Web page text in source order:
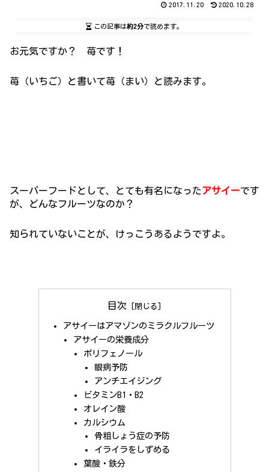
2017.11.20 2020.10.28
この記事は約2分で読めます。
お元気ですか？ 苺です！
苺（いちご）と書いて苺（まい）と読みます。
スーパーフードとして、とても有名になったアサイーです
が、どんなフルーツなのか？
知られていないことが、けっこうあるようですよ。
目次
アサイーはアマゾンのミラクルフルーツ
アサイーの栄養成分
ポリフェノール
眼病予防
アンチエイジング
ビタミンB1・B2
オレイン酸
カルシウム
骨粗しょう症の予防
イライラをしずめる
葉酸・鉄分